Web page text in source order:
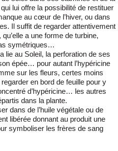
lui offre la possibilité de restituer
au cœur de l’hiver, ou dans
Il suffit de regarder attentivement
a une forme de turbine,
symétriques…
lie au Soleil, la perforation de ses
épée… pour autant l’hypéricine
sur les fleurs, certes moins
en bord de feuille pour y
d’hypéricine… les autres
dans la plante.
dans de l’huile végétale ou de
libérée donnant au produit une
symboliser les frères de sang